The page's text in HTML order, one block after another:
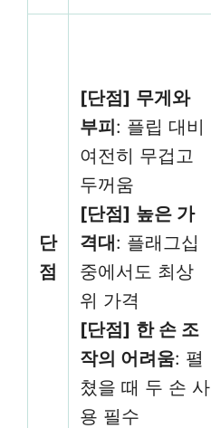
단
점
[단점] 무게와
부피: 플립 대비
여전히 무겁고
두꺼움
[단점] 높은 가
격대: 플래그십
중에서도 최상
위 가격
[단점] 한 손 조
작의 어려움: 펼
쳤을 때 두 손 사
용 필수